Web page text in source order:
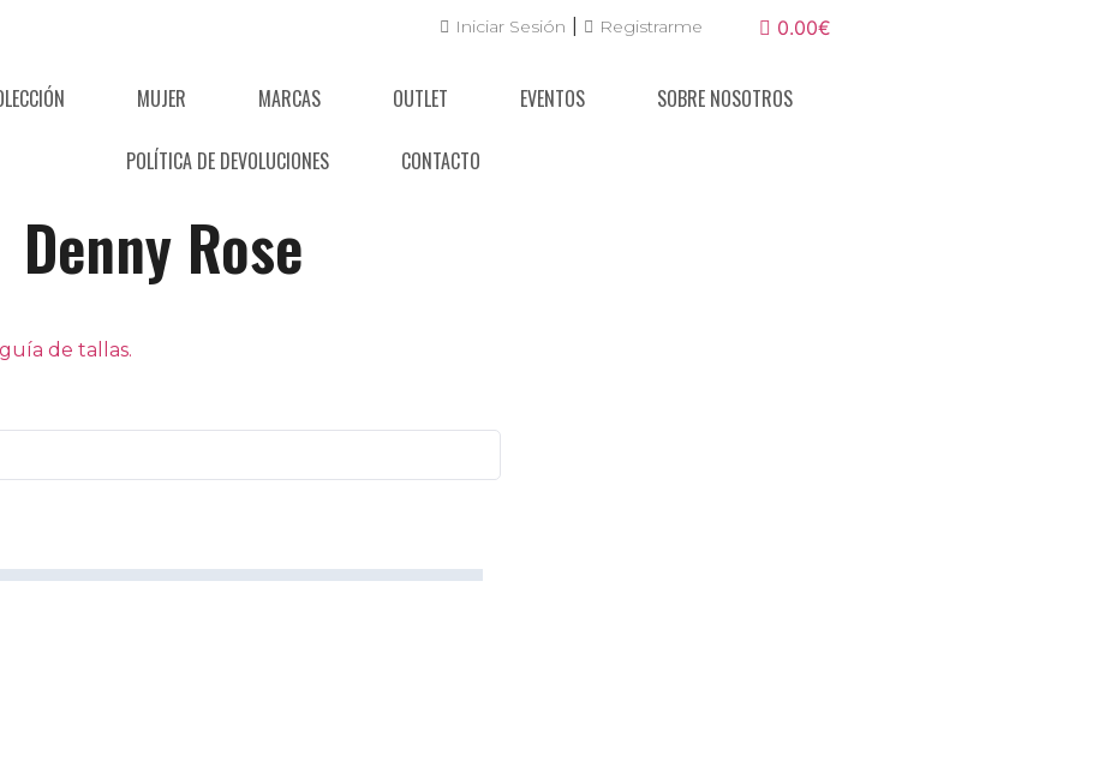
Iniciar Sesión Registrarme 0.00€
MUJER MARCAS OUTLET EVENTOS SOBRE NOSOTROS
POLÍTICA DE DEVOLUCIONES CONTACTO
Denny Rose
de tallas.